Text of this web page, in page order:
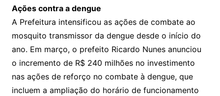
Ações contra a dengue
A Prefeitura intensificou as ações de combate ao
mosquito transmissor da dengue desde o início do
ano. Em março, o prefeito Ricardo Nunes anunciou
o incremento de R$ 240 milhões no investimento
nas ações de reforço no combate à dengue, que
incluem a ampliação do horário de funcionamento